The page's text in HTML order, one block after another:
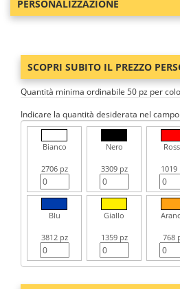
PERSONALIZZAZIONE
SCOPRI SUBITO IL PREZZO
Quantità minima ordinabile 50 pz per
Indicare la quantità desiderata nel
Bianco
2706 pz
Nero
3309 pz 1019
Blu
3812 pz
Giallo
1359 pz 768